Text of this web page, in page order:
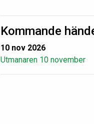
Kommande
10 nov 2026
Utmanaren 10 november